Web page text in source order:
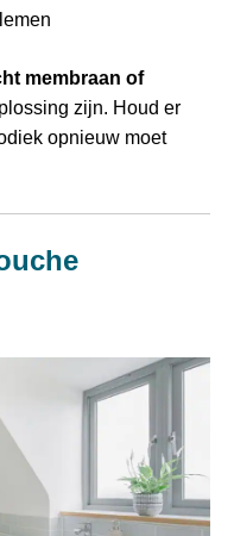
membraan of
zijn. Houd er
opnieuw moet